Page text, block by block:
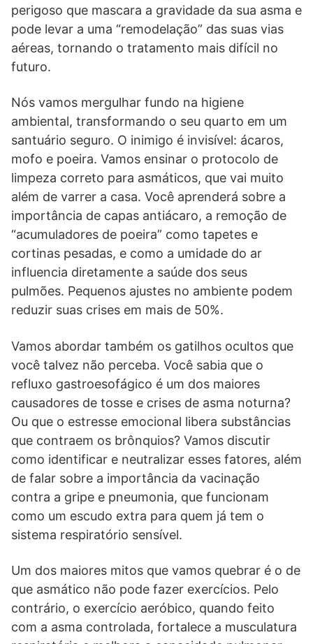
perigoso que mascara a gravidade da sua asma e
pode levar a uma “remodelação” das suas vias
aéreas, tornando o tratamento mais difícil no
futuro.
Nós vamos mergulhar fundo na higiene
ambiental, transformando o seu quarto em um
santuário seguro. O inimigo é invisível: ácaros,
mofo e poeira. Vamos ensinar o protocolo de
limpeza correto para asmáticos, que vai muito
além de varrer a casa. Você aprenderá sobre a
importância de capas antiácaro, a remoção de
“acumuladores de poeira” como tapetes e
cortinas pesadas, e como a umidade do ar
influencia diretamente a saúde dos seus
pulmões. Pequenos ajustes no ambiente podem
reduzir suas crises em mais de 50%.
Vamos abordar também os gatilhos ocultos que
você talvez não perceba. Você sabia que o
refluxo gastroesofágico é um dos maiores
causadores de tosse e crises de asma noturna?
Ou que o estresse emocional libera substâncias
que contraem os brônquios? Vamos discutir
como identificar e neutralizar esses fatores, além
de falar sobre a importância da vacinação
contra a gripe e pneumonia, que funcionam
como um escudo extra para quem já tem o
sistema respiratório sensível.
Um dos maiores mitos que vamos quebrar é o de
que asmático não pode fazer exercícios. Pelo
contrário, o exercício aeróbico, quando feito
com a asma controlada, fortalece a musculatura